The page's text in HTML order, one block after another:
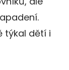
týkal dětí i